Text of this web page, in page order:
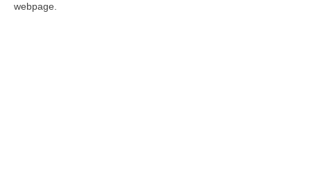
webpage.
decreto dirigenziale n. 14336 del 21.11.2019